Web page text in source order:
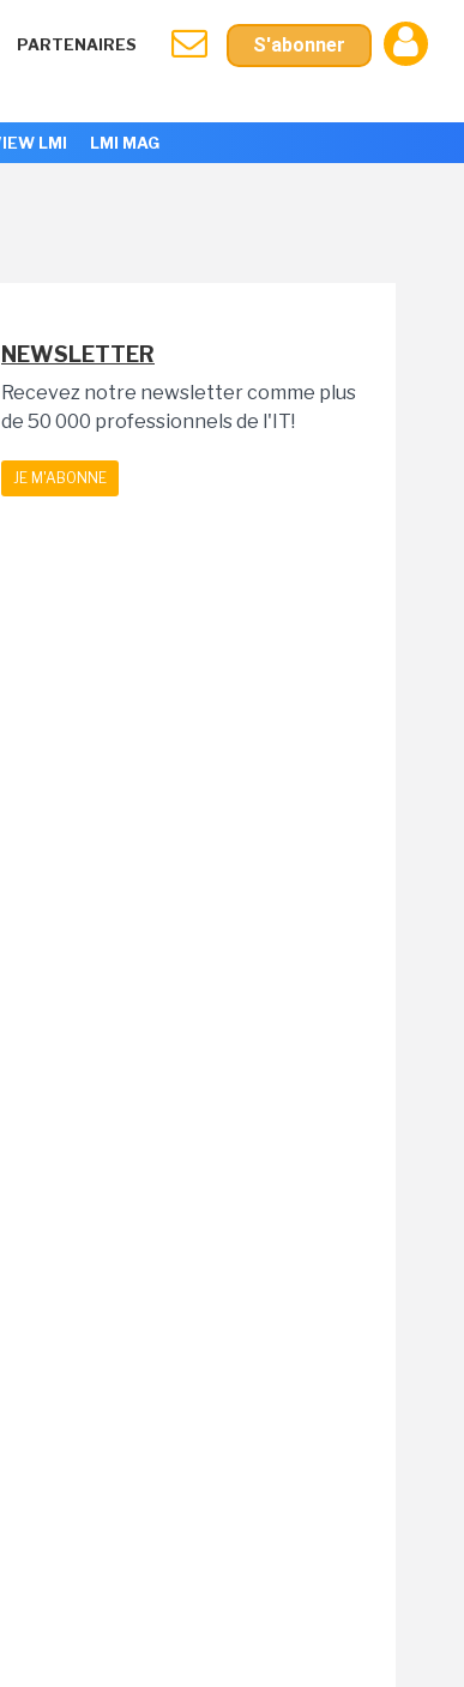
PARTENAIRES S'abonner
LMI LMI MAG
NEWSLETTER
Recevez notre newsletter comme plus
de 50 000 professionnels de l'IT!
JE M'ABONNE